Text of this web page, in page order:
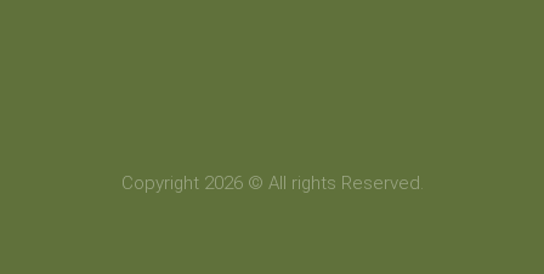
Copyright 2026 © All rights Reserved.